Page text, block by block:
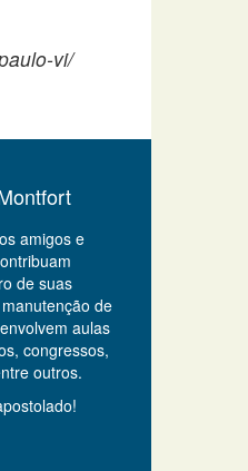
vi/
amigos e
de suas
de
aulas
congressos,
outros.